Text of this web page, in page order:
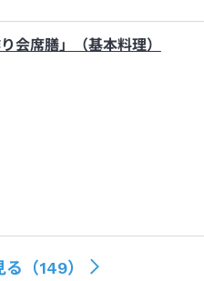
会席膳」（基本料理）
る（149）